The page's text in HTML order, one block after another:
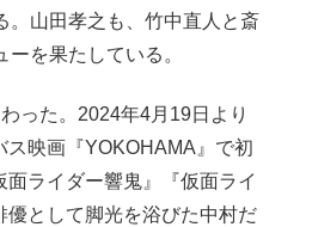
。山田孝之も、竹中直人と斎
を果たしている。
った。2024年4月19日より
映画『YOKOHAMA』で初
ライダー響鬼』『仮面ライ
優として脚光を浴びた中村だ